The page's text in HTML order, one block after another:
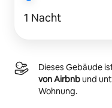
1 Nacht
Dieses Gebäude
von Airbnbund
Wohnung.